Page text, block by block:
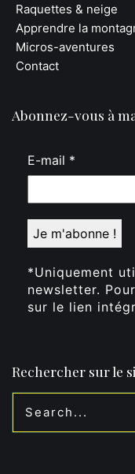
Raquettes & neige
Apprendre la
Micros-aventures
Contact
Abonnez-vous à
E-mail *
*Uniquement
newsletter.
sur le lien
Rechercher sur le